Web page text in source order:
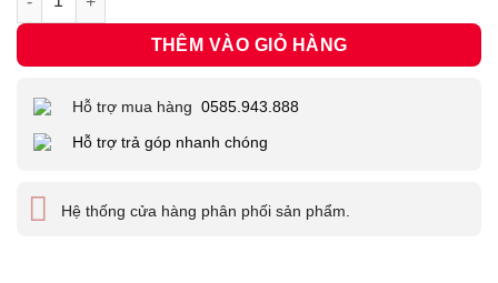
THÊM VÀO GIỎ HÀNG
Hỗ trợ mua hàng 0585.943.888
Hỗ trợ trả góp nhanh chóng
Hệ thống cửa hàng phân phối sản phẩm.